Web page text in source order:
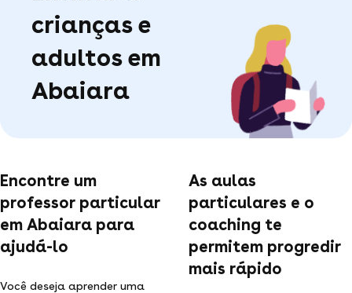
crianças e
adultos em
Abaiara
Encontre um
professor particular
em Abaiara para
ajudá-lo
Você deseja aprender uma
As aulas
particulares e o
coaching te
permitem progredir
mais rápido